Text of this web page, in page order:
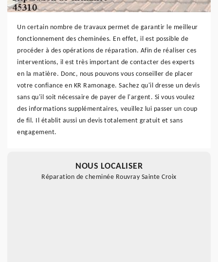
Un certain nombre de travaux permet de garantir le meilleur
fonctionnement des cheminées. En effet, il est possible de
procéder à des opérations de réparation. Afin de réaliser ces
interventions, il est très important de contacter des experts
en la matière. Donc, nous pouvons vous conseiller de placer
votre confiance en KR Ramonage. Sachez qu'il dresse un devis
sans qu'il soit nécessaire de payer de l'argent. Si vous voulez
des informations supplémentaires, veuillez lui passer un coup
de fil. Il établit aussi un devis totalement gratuit et sans
engagement.
NOUS LOCALISER
Réparation de cheminée Rouvray Sainte Croix